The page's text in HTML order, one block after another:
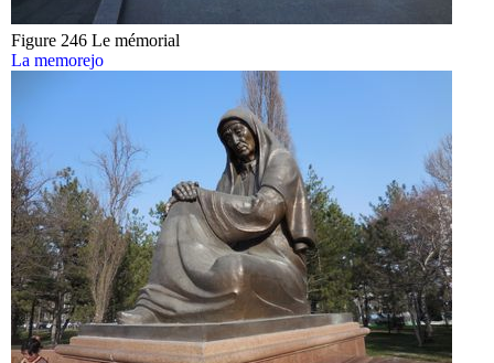
Figure 246 Le mémorial
La memorejo